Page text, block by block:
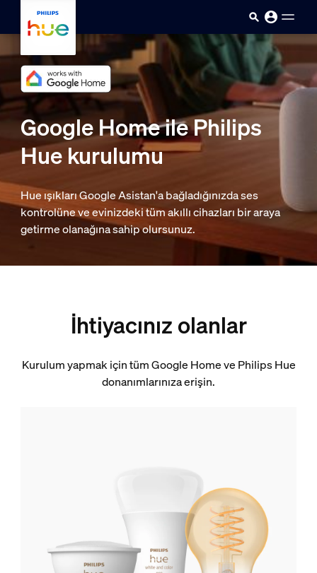
Google Home ile Philips
Hue kurulumu
Hue ışıkları Google Asistan'a bağladığınızda ses
kontrolüne ve evinizdeki tüm akıllı cihazları bir araya
getirme olanağına sahip olursunuz.
İhtiyacınız olanlar
Kurulum yapmak için tüm Google Home ve Philips Hue
donanımlarınıza erişin.